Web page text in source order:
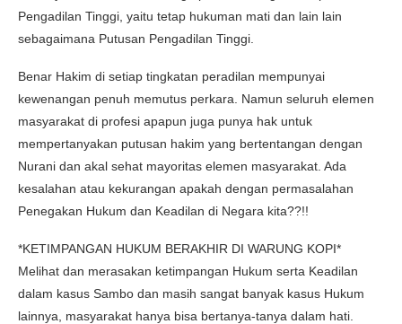
Pengadilan Tinggi, yaitu tetap hukuman mati dan lain lain
sebagaimana Putusan Pengadilan Tinggi.
Benar Hakim di setiap tingkatan peradilan mempunyai
kewenangan penuh memutus perkara. Namun seluruh elemen
masyarakat di profesi apapun juga punya hak untuk
mempertanyakan putusan hakim yang bertentangan dengan
Nurani dan akal sehat mayoritas elemen masyarakat. Ada
kesalahan atau kekurangan apakah dengan permasalahan
Penegakan Hukum dan Keadilan di Negara kita??!!
*KETIMPANGAN HUKUM BERAKHIR DI WARUNG KOPI*
Melihat dan merasakan ketimpangan Hukum serta Keadilan
dalam kasus Sambo dan masih sangat banyak kasus Hukum
lainnya, masyarakat hanya bisa bertanya-tanya dalam hati.